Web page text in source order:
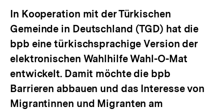
In Kooperation mit der Türkischen
Gemeinde in Deutschland (TGD) hat die
bpb eine türkischsprachige Version der
elektronischen Wahlhilfe Wahl-O-Mat
entwickelt. Damit möchte die bpb
Barrieren abbauen und das Interesse von
Migrantinnen und Migranten am